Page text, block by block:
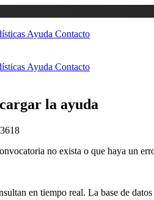
Ayuda Contacto
Ayuda Contacto
la ayuda
no exista o que haya un
en tiempo real. La base de